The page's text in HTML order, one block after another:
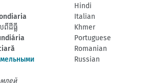
Hindi
Italian
ដីធ្លី
Khmer
Portuguese
Romanian
Russian